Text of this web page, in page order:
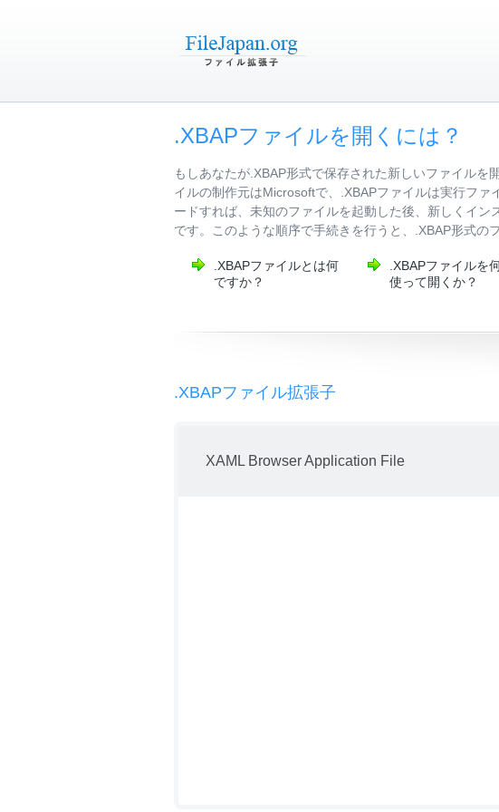
.XBAPファイルを開くには？
もしあなたが.XBAP形式で保存された新しいファイル
イルの制作元はMicrosoftで、.XBAPファイルは実行フ
ードすれば、未知のファイルを起動した後、新しくイ
です。このような順序で手続きを行うと、.XBAP形式の
.XBAPファイルとは何
ですか？
.XBAPファイルを
使って開くか？
.XBAPファイル拡張子
XAML Browser Application File